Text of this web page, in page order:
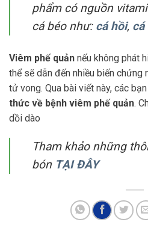
phẩm có nguồn
cá béo như: cá hồi, cá
Viêm phế quản nếu không phát
thể sẽ dẫn đến nhiều biến chứng
tử vong. Qua bài viết này, các
thức về bệnh viêm phế quản.
dồi dào
Tham khảo những
bón TẠI ĐÂY